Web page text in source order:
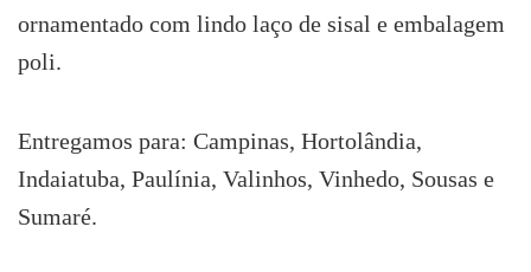
ornamentado com lindo laço de sisal e embalagem
poli.
Entregamos para: Campinas, Hortolândia,
Indaiatuba, Paulínia, Valinhos, Vinhedo, Sousas e
Sumaré.